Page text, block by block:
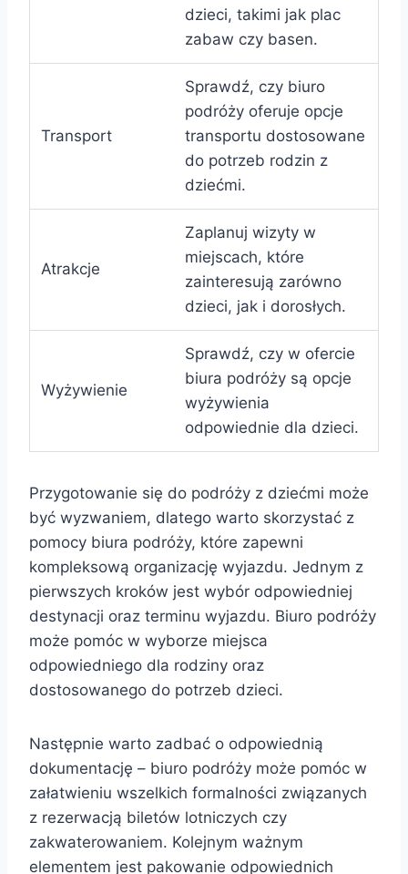
dzieci, takimi jak plac
zabaw czy basen.
Transport
Sprawdź, czy biuro
podróży oferuje opcje
transportu dostosowane
do potrzeb rodzin z
dziećmi.
Atrakcje
Zaplanuj wizyty w
miejscach, które
zainteresują zarówno
dzieci, jak i dorosłych.
Wyżywienie
Sprawdź, czy w ofercie
biura podróży są opcje
wyżywienia
odpowiednie dla dzieci.
Przygotowanie się do podróży z dziećmi może
być wyzwaniem, dlatego warto skorzystać z
pomocy biura podróży, które zapewni
kompleksową organizację wyjazdu. Jednym z
pierwszych kroków jest wybór odpowiedniej
destynacji oraz terminu wyjazdu. Biuro podróży
może pomóc w wyborze miejsca
odpowiedniego dla rodziny oraz
dostosowanego do potrzeb dzieci.
Następnie warto zadbać o odpowiednią
dokumentację – biuro podróży może pomóc w
załatwieniu wszelkich formalności związanych
z rezerwacją biletów lotniczych czy
zakwaterowaniem. Kolejnym ważnym
elementem jest pakowanie odpowiednich